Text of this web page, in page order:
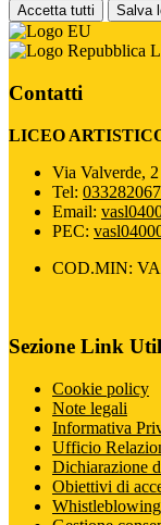
Accetta tutti Salva
Contatti
LICEO
Via Valverde,
Tel:
Email:
PEC:
COD.MIN:
Sezione Link
Cookie policy
Note legali
Informativa
Ufficio
Dichiarazione
Obiettivi di
Whistleblowing